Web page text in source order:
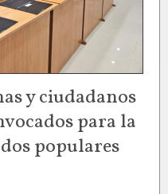
y ciudadanos
para la
populares